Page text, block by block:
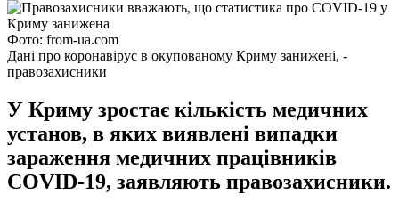
Фото: from-ua.com
Дані про коронавірус в окупованому Криму занижені, -
правозахисники
У Криму зростає кількість медичних
установ, в яких виявлені випадки
зараження медичних працівників
COVID-19, заявляють правозахисники.